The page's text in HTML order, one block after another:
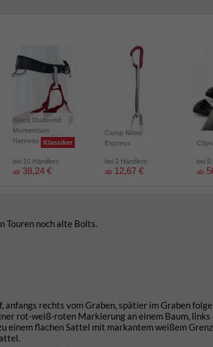
Black Diamond
Momentum
Harness
Klassiker
bei 10 Händlern
ab 38,24 €
Camp Nano
Express
bei 3 Händlern
ab 12,67 €
bei 5
ab
Touren noch alte Bolts.
anfangs rechts vom Graben, spätier im Graben
rot-weiß-roten Markierung an einem Baum,
einem flachen Sattel mit markantem weißem